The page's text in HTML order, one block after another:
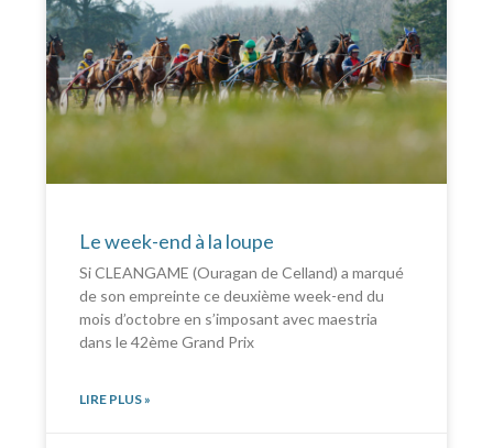
Le week-end à la loupe
Si CLEANGAME (Ouragan de Celland) a marqué
de son empreinte ce deuxième week-end du
mois d’octobre en s’imposant avec maestria
dans le 42ème Grand Prix
LIRE PLUS »